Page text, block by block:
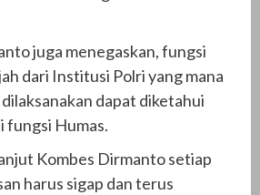
juga menegaskan, fungsi
dari Institusi Polri yang mana
dapat diketahui
fungsi Humas.
Kombes Dirmanto setiap
harus sigap dan terus